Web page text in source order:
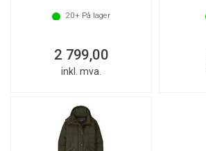
20+På lager
2 799,00
inkl. mva.